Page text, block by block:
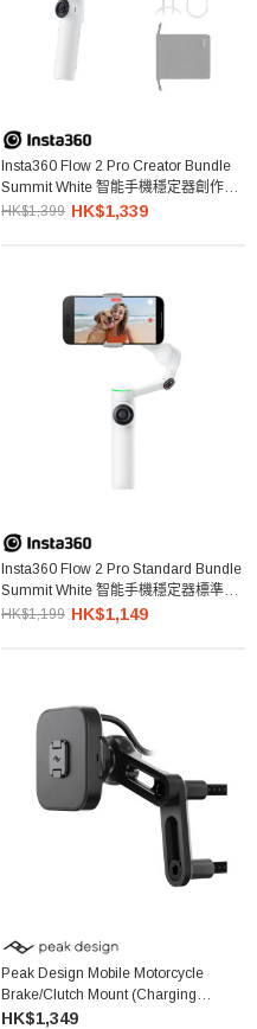
Insta360 Flow 2 Pro Creator Bundle
Summit White 智能手機穩定器創作者
套裝 (白色)
HK$1,399 HK$1,339
Insta360 Flow 2 Pro Standard Bundle
Summit White 智能手機穩定器標準套
裝 (白色)
HK$1,199 HK$1,149
Peak Design Mobile Motorcycle
Brake/Clutch Mount (Charging
Locking) 電單車剎車/離合器手機支架
HK$1,349